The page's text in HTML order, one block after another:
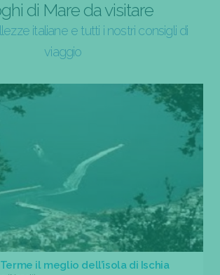
di Mare da visitare
italiane e tutti i nostri consigli di
viaggio
il meglio dell’isola di Ischia